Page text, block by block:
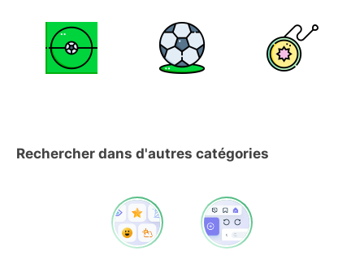
Rechercher dans d'autres catégories